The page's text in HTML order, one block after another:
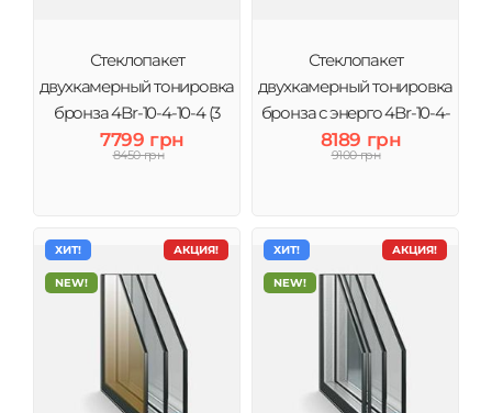
Стеклопакет
двухкамерный тонировка
бронза 4Br-10-4-10-4 (3
стекла) Виконт
7799 грн
8450 грн
Стеклопакет
двухкамерный тонировка
бронза с энерго 4Br-10-4-
10-4і (3 стекла) Виконт
8189 грн
9100 грн
АКЦИЯ!
ХИТ!
NEW!
АКЦИЯ!
ХИТ!
NEW!